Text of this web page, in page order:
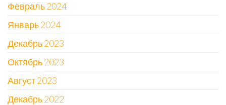
Февраль 2024
Январь 2024
Декабрь 2023
Октябрь 2023
Август 2023
Декабрь 2022